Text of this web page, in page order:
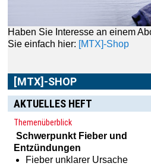
Haben Sie Interesse an einem
Sie einfach hier: [MTX]-Shop
[MTX]-SHOP
AKTUELLES HEFT
Themenüberblick
Schwerpunkt Fieber und
Entzündungen
Fieber unklarer Ursache